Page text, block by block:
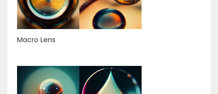
Macro Lens